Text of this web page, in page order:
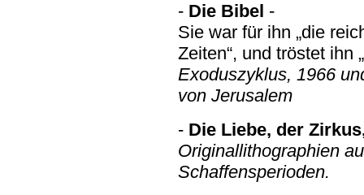
- Die Bibel -
Sie war für ihn „die
Zeiten“, und tröstet ihn
Exoduszyklus, 1966
von Jerusalem
- Die Liebe, der
Originallithographien
Schaffensperioden.